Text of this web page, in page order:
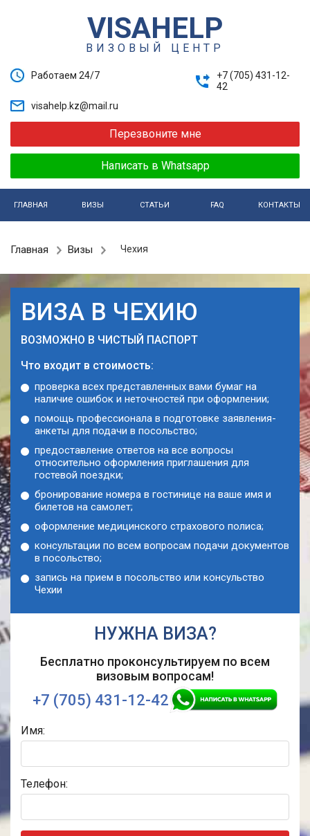
VISAHELP
ВИЗОВЫЙ ЦЕНТР
Работаем 24/7
+7 (705) 431-12-
42
visahelp.kz@mail.ru
Перезвоните мне
Написать в Whatsapp
ГЛАВНАЯ ВИЗЫ СТАТЬИ FAQ КОНТАКТЫ
Главная Визы Чехия
ВИЗА В ЧЕХИЮ
ВОЗМОЖНО В ЧИСТЫЙ ПАСПОРТ
Что входит в стоимость:
проверка всех представленных вами бумаг на
наличие ошибок и неточностей при оформлении;
помощь профессионала в подготовке заявления-
анкеты для подачи в посольство;
предоставление ответов на все вопросы
относительно оформления приглашения для
гостевой поездки;
бронирование номера в гостинице на ваше имя и
билетов на самолет;
оформление медицинского страхового полиса;
консультации по всем вопросам подачи документов
в посольство;
запись на прием в посольство или консульство
Чехии
НУЖНА ВИЗА?
Бесплатно проконсультируем по всем
визовым вопросам!
+7 (705) 431-12-42
Имя:
Телефон: